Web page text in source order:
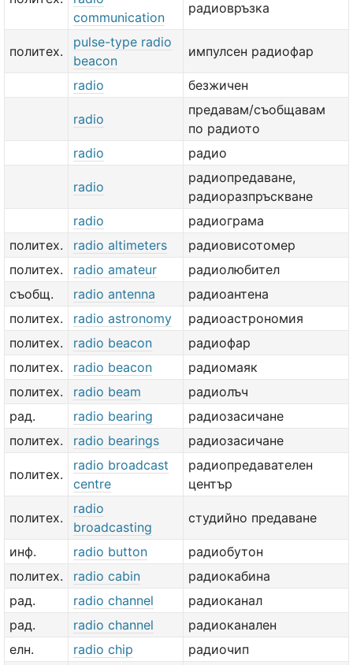
communication
радиовръзка
политех.
pulse-type radio
beacon
импулсен радиофар
radio безжичен
radio
предавам/съобщавам
по радиото
radio
радио
radio
радиопредаване,
радиоразпръскване
radio
радиограма
политех.
radio altimeters
радиовисотомер
политех.
radio amateur
радиолюбител
съобщ.
radio antenna
радиоантена
политех.
radio astronomy
радиоастрономия
политех.
radio beacon
радиофар
политех.
radio beacon
радиомаяк
политех.
radio beam
радиолъч
рад.
radio bearing
радиозасичане
политех.
radio bearings радиозасичане
политех.
radio broadcast
centre
радиопредавателен
център
политех.
radio
broadcasting
студийно предаване
инф. radio button
радиобутон
политех.
radio cabin
радиокабина
рад.
radio channel
радиоканал
рад.
radio channel
радиоканален
елн.
radio chip
радиочип